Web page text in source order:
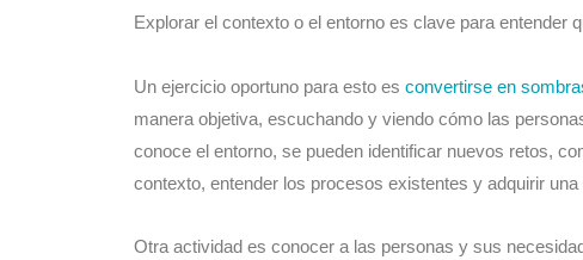
Explorar el contexto o el entorno es clave para entender
Un ejercicio oportuno para esto es convertirse en
manera objetiva, escuchando y viendo cómo las
conoce el entorno, se pueden identificar nuevos retos,
contexto, entender los procesos existentes y adquirir
Otra actividad es conocer a las personas y sus